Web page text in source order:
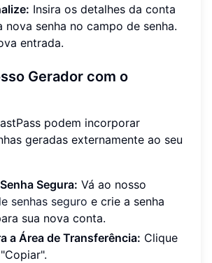
Insira os detalhes da conta
nova senha no campo de senha.
entrada.
Gerador com o
podem incorporar
geradas externamente ao seu
Segura: Vá ao nosso
senhas seguro e crie a senha
sua nova conta.
a Área de Transferência: Clique